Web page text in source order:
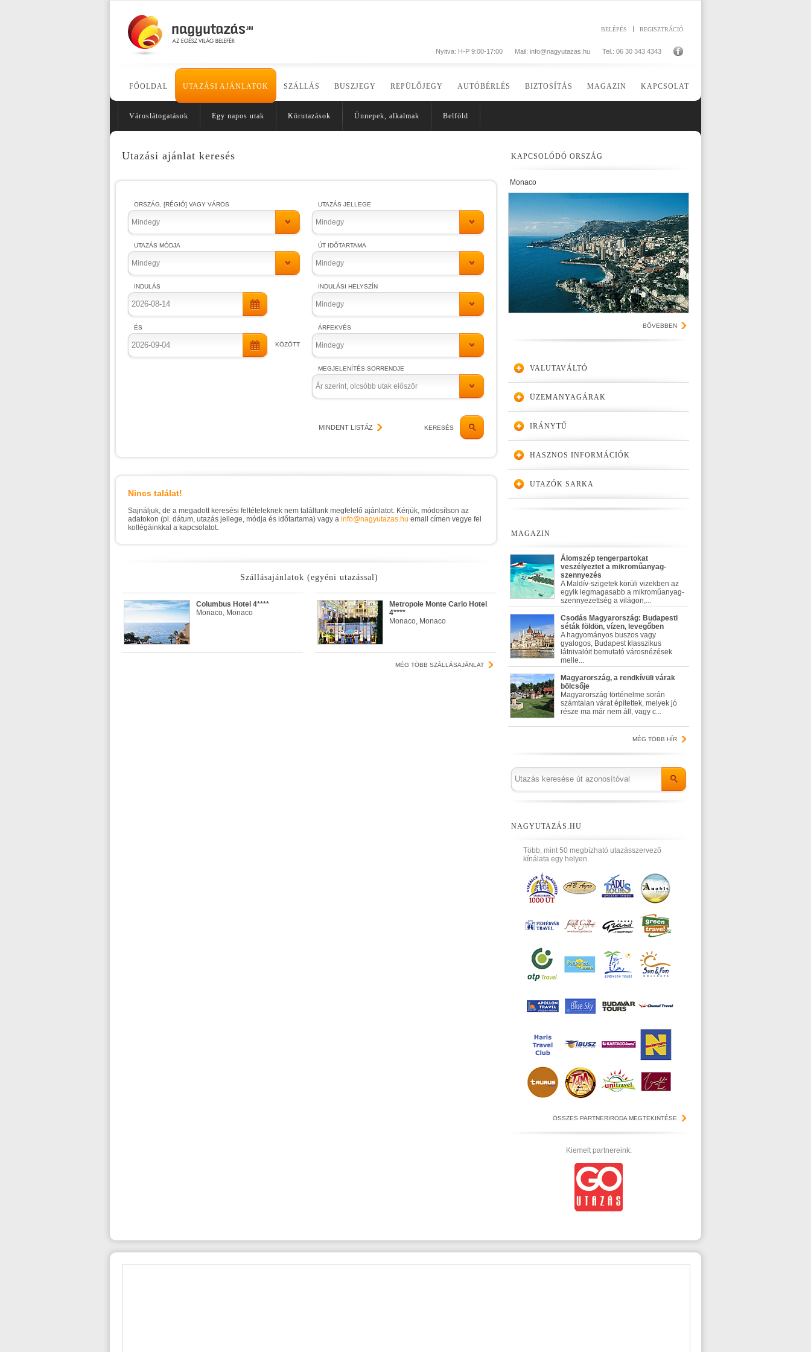
REGISZTRÁCIÓ
BELÉPÉS
Tel.: 06 30 343 4343
Mail: info@nagyutazas.hu
Nyitva: H-P 9:00-17:00
FŐOLDAL UTAZÁSI AJÁNLATOK SZÁLLÁS BUSZJEGY REPÜLŐJEGY AUTÓBÉRLÉS BIZTOSÍTÁS MAGAZIN KAPCSOLAT
Városlátogatások Egy napos utak Körutazások Ünnepek, alkalmak Belföld
Utazási ajánlat keresés
ORSZÁG, [RÉGIÓ] VAGY VÁROS
Mindegy
UTAZÁS MÓDJA
Mindegy
INDULÁS
ÉS
KÖZÖTT
UTAZÁS JELLEGE
Mindegy
ÚT IDŐTARTAMA
Mindegy
INDULÁSI HELYSZÍN
Mindegy
ÁRFEKVÉS
Mindegy
MEGJELENÍTÉS SORRENDJE
Ár szerint, olcsóbb utak először
KERESÉS
MINDENT LISTÁZ
Nincs találat!
Sajnáljuk, de a megadott keresési feltételeknek nem találtunk megfelelő ajánlatot. Kérjük, módosítson az
adatokon (pl. dátum, utazás jellege, módja és időtartama) vagy a info@nagyutazas.hu email címen vegye fel
kollégáinkkal a kapcsolatot.
Szállásajánlatok (egyéni utazással)
Columbus Hotel 4****
Monaco, Monaco
Metropole Monte Carlo Hotel
4****
Monaco, Monaco
MÉG TÖBB SZÁLLÁSAJÁNLAT
KAPCSOLÓDÓ ORSZÁG
Monaco
BŐVEBBEN
VALUTAVÁLTÓ
ÜZEMANYAGÁRAK
IRÁNYTŰ
HASZNOS INFORMÁCIÓK
UTAZÓK SARKA
MAGAZIN
Álomszép tengerpartokat
veszélyeztet a mikroműanyag-
szennyezés
A Maldív-szigetek körüli vizekben az
egyik legmagasabb a mikroműanyag-
szennyezettség a világon,...
Csodás Magyarország: Budapesti
séták földön, vízen, levegőben
A hagyományos buszos vagy
gyalogos, Budapest klasszikus
látnivalóit bemutató városnézések
melle...
Magyarország, a rendkívüli várak
bölcsője
Magyarország történelme során
számtalan várat építettek, melyek jó
része ma már nem áll, vagy c...
MÉG TÖBB HÍR
NAGYUTAZÁS.HU
Több, mint 50 megbízható utazásszervező
kínálata egy helyen.
ÖSSZES PARTNERIRODA MEGTEKINTÉSE
Kiemelt partnereink: